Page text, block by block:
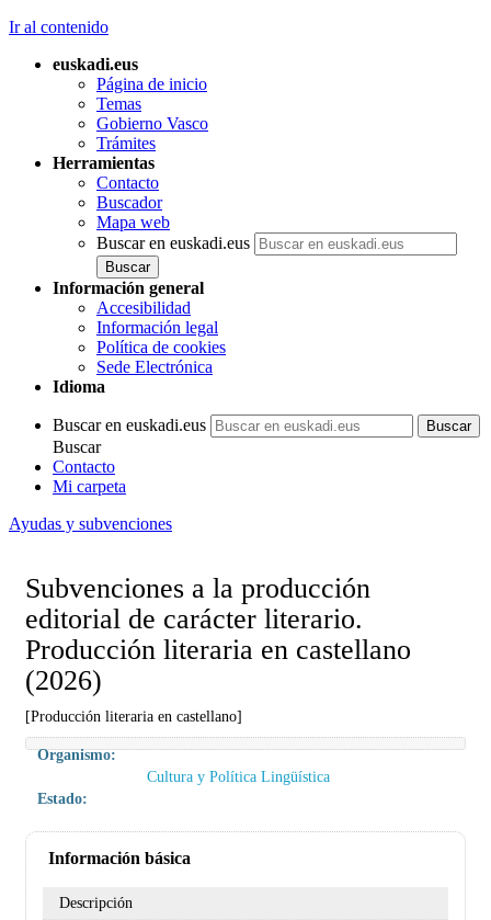
Ir al contenido
euskadi.eus
Página de inicio
Temas
Gobierno Vasco
Trámites
Herramientas
Contacto
Buscador
Mapa web
Buscar en euskadi.eus
Información general
Accesibilidad
Información legal
Política de cookies
Sede Electrónica
Idioma
Buscar en euskadi.eus
Buscar
Contacto
Mi carpeta
Ayudas y subvenciones
Subvenciones a la producción
editorial de carácter literario.
Producción literaria en castellano
(2026)
[Producción literaria en castellano]
Organismo:
Cultura y Política Lingüística
Estado:
Información básica
Descripción